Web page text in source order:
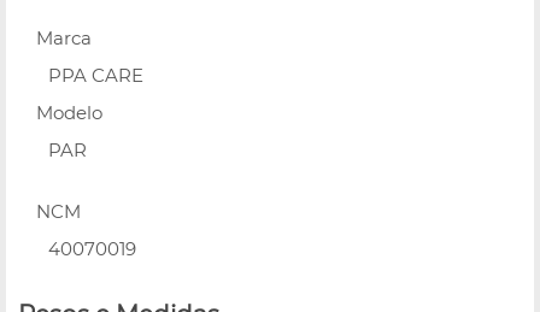
Marca
PPA CARE
Modelo
PAR
NCM
40070019